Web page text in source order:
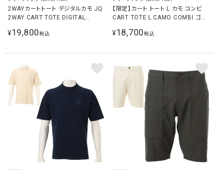
2WAYカートトート デジタルカモ JQ
2WAY CART TOTE DIGITAL
グ BRG261T39
¥19,800税込
【限定】カート トート L カモ コンビ
CART TOTE L CAMO COMBI ゴル
ーン BRG251T42 666
¥18,700税込